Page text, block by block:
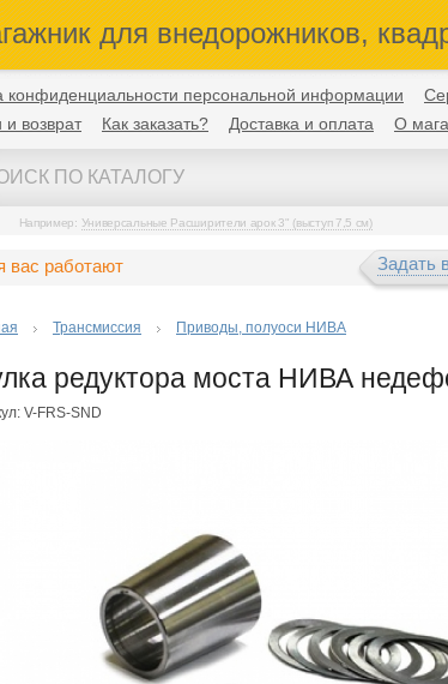
для внедорожников,
конфиденциальности персональной информации
и возврат
Как заказать? Доставка и оплата О
Например: Универсальные Расширители арок 3" (выступ 7,5 см)
вас работают Задать
Трансмиссия Приводы, полуоси НИВА
редуктора моста НИВА
V-FRS-SND